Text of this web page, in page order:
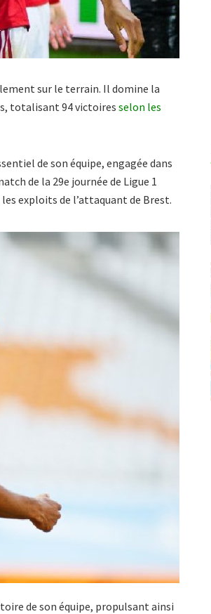
sur le terrain. Il domine la
totalisant 94 victoires selon les
de son équipe, engagée dans
de la 29e journée de Ligue 1
exploits de l’attaquant de Brest.
de son équipe, propulsant ainsi